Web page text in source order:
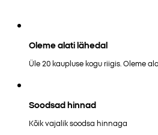
Oleme alati lähedal
Üle 20 kaupluse kogu riigis. Oleme
Soodsad hinnad
Kõik vajalik soodsa hinnaga